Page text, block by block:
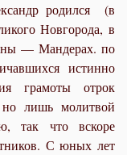
родился (в
Новгорода, в
— Мандерах. по
истинно
грамоты отрок
лишь молитвой
так что вскоре
С юных лет